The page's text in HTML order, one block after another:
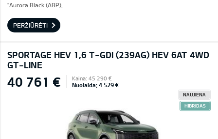
"Aurora Black (ABP),
PERŽIŪRĖTI
SPORTAGE HEV 1,6 T-GDI (239AG) HEV 6AT 4WD
GT-LINE
40 761 € Kaina: 45 290 €
Nuolaida: 4 529 €
NAUJIENA
HIBRIDAS